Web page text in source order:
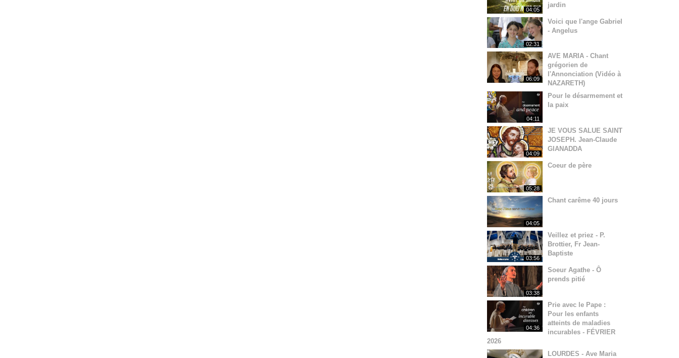
04:05
jardin
02:31
Voici que l'ange Gabriel
- Angelus
06:09
AVE MARIA - Chant
grégorien de
l'Annonciation (Vidéo à
NAZARETH)
04:11
Pour le désarmement et
la paix
04:09
JE VOUS SALUE SAINT
JOSEPH. Jean-Claude
GIANADDA
05:28
Coeur de père
04:05
Chant carême 40 jours
03:56
Veillez et priez - P.
Brottier, Fr Jean-
Baptiste
03:38
Soeur Agathe - Ô
prends pitié
04:36
Prie avec le Pape :
Pour les enfants
atteints de maladies
incurables - FÉVRIER
2026
LOURDES - Ave Maria